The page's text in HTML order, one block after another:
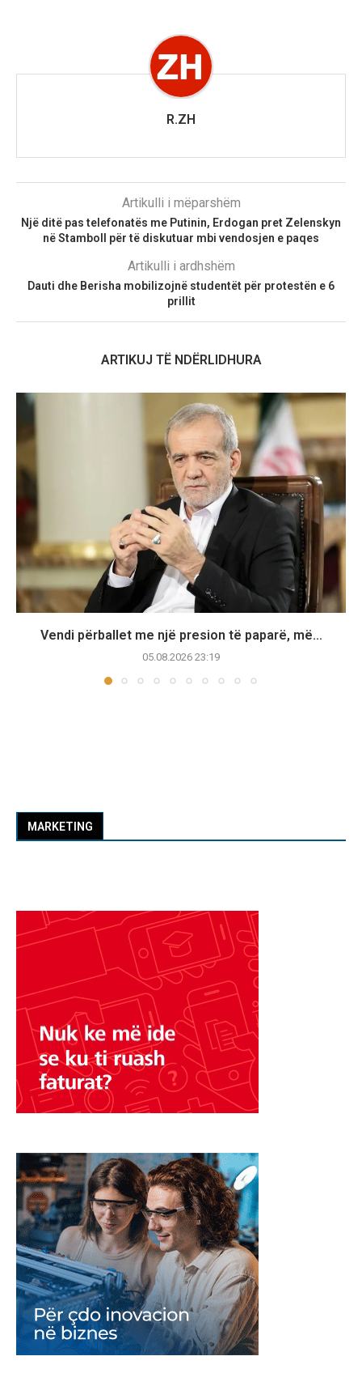
R.ZH
Artikulli i mëparshëm
Një ditë pas telefonatës me Putinin, Erdogan pret Zelenskyn
në Stamboll për të diskutuar mbi vendosjen e paqes
Artikulli i ardhshëm
Dauti dhe Berisha mobilizojnë studentët për protestën e 6
prillit
ARTIKUJ TË NDËRLIDHURA
Vendi përballet me një presion të paparë, më...
05.08.2026 23:19
MARKETING